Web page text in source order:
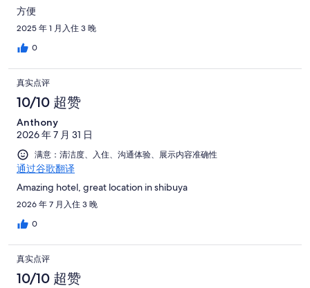
方便
2025 年 1 月入住 3 晚
0
真实点评
10/10 超赞
Anthony
2026 年 7 月 31 日
满意：清洁度、入住、沟通体验、展示内容准确性
通过谷歌翻译
Amazing hotel, great location in shibuya
2026 年 7 月入住 3 晚
0
真实点评
10/10 超赞